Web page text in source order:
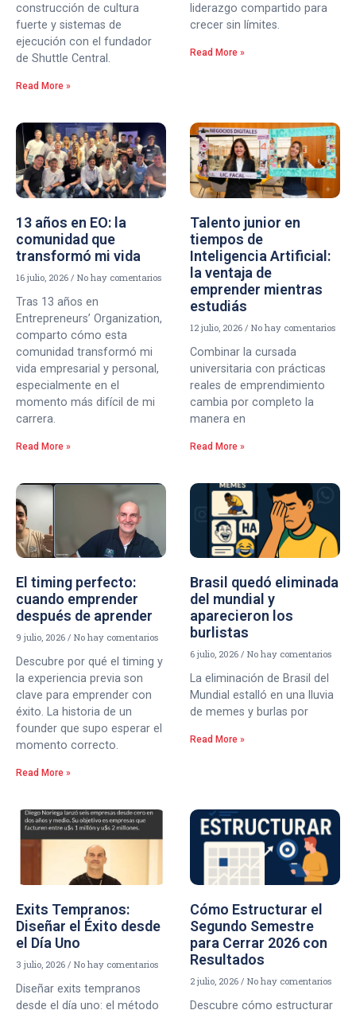
construcción de cultura
fuerte y sistemas de
ejecución con el fundador
de Shuttle Central.
Read More »
liderazgo compartido para
crecer sin límites.
Read More »
13 años en EO: la
comunidad que
transformó mi vida
16 julio, 2026 No hay comentarios
Tras 13 años en
Entrepreneurs’ Organization,
comparto cómo esta
comunidad transformó mi
vida empresarial y personal,
especialmente en el
momento más difícil de mi
carrera.
Read More »
Talento junior en
tiempos de
Inteligencia Artificial:
la ventaja de
emprender mientras
estudiás
12 julio, 2026 No hay comentarios
Combinar la cursada
universitaria con prácticas
reales de emprendimiento
cambia por completo la
manera en
Read More »
El timing perfecto:
cuando emprender
después de aprender
9 julio, 2026 No hay comentarios
Descubre por qué el timing y
la experiencia previa son
clave para emprender con
éxito. La historia de un
founder que supo esperar el
momento correcto.
Read More »
Brasil quedó eliminada
del mundial y
aparecieron los
burlistas
6 julio, 2026 No hay comentarios
La eliminación de Brasil del
Mundial estalló en una lluvia
de memes y burlas por
Read More »
Exits Tempranos:
Diseñar el Éxito desde
el Día Uno
3 julio, 2026 No hay comentarios
Diseñar exits tempranos
desde el día uno: el método
Cómo Estructurar el
Segundo Semestre
para Cerrar 2026 con
Resultados
2 julio, 2026 No hay comentarios
Descubre cómo estructurar